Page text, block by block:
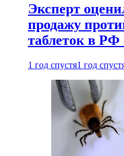
Эксперт
продажу
таблеток в РФ
1 год спустя1 год